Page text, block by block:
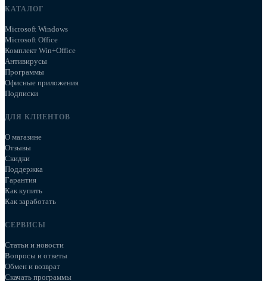
КАТАЛОГ
Microsoft Windows
Microsoft Office
Комплект Win+Office
Антивирусы
Программы
Офисные приложения
Подписки
ДЛЯ КЛИЕНТОВ
О магазине
Отзывы
Скидки
Поддержка
Гарантия
Как купить
Как заработать
СЕРВИСЫ
Статьи и новости
Вопросы и ответы
Обмен и возврат
Скачать программы